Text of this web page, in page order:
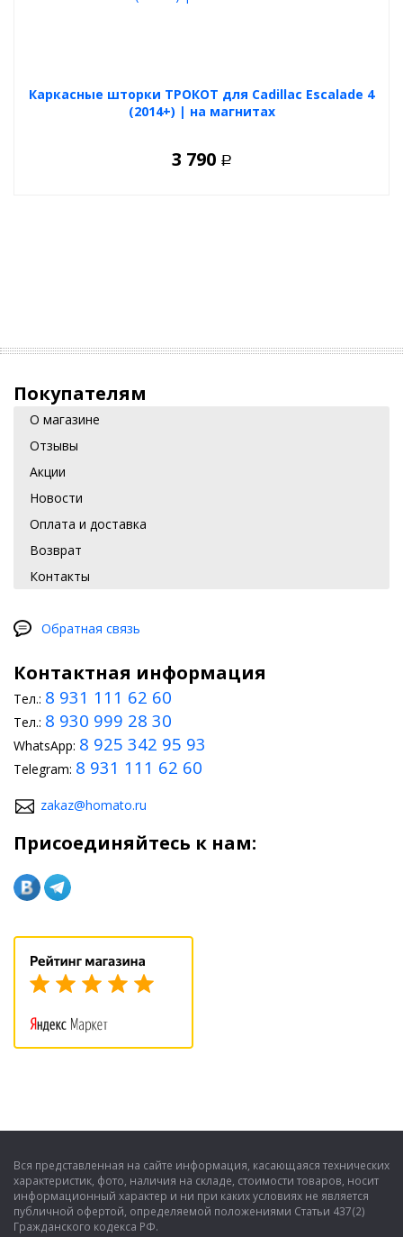
Каркасные шторки ТРОКОТ для Cadillac Escalade 4
(2014+) | на магнитах
3 790 Р
Покупателям
О магазине
Отзывы
Акции
Новости
Оплата и доставка
Возврат
Контакты
Обратная связь
Контактная информация
Тел.: 8 931 111 62 60
Тел.: 8 930 999 28 30
WhatsApp: 8 925 342 95 93
Telegram: 8 931 111 62 60
zakaz@homato.ru
Присоединяйтесь к нам:
Вся представленная на сайте информация, касающаяся технических
характеристик, фото, наличия на складе, стоимости товаров, носит
информационный характер и ни при каких условиях не является
публичной офертой, определяемой положениями Статьи 437(2)
Гражданского кодекса РФ.